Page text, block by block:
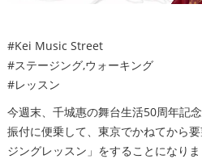
#Kei Music Street
#ステージング,ウォーキング
#レッスン
今週末、千城惠の舞台生活50周年記
振付に便乗して、東京でかねてから
ジングレッスン」をすることになり